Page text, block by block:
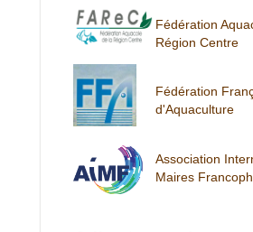
Fédération
Région Centre
Fédération
d'Aquaculture
Association
Maires